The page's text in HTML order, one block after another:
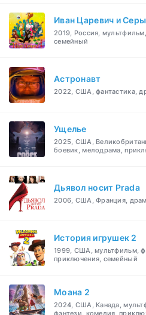
Иван Царевич и
2019, Россия,
семейный
Астронавт
2022, США, фантастика,
Ущелье
2025, США,
боевик, мелодрама,
Дьявол носит Prada
2006, США, Франция,
История игрушек 2
1999, США, мультфильм,
приключения, семейный
Моана 2
2024, США, Канада,